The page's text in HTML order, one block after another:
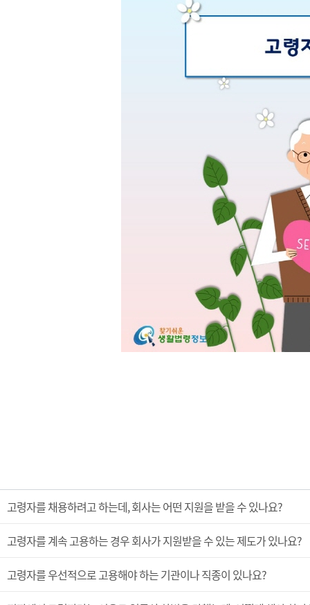
고령자를 채용하려고 하는데, 회사는 어떤 지원을 받을 수 있나요?
고령자를 계속 고용하는 경우 회사가 지원받을 수 있는 제도가 있나요?
고령자를 우선적으로 고용해야 하는 기관이나 직종이 있나요?